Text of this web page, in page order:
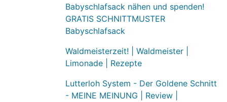
Babyschlafsack nähen und spenden!
GRATIS SCHNITTMUSTER
Babyschlafsack
Waldmeisterzeit! | Waldmeister |
Limonade | Rezepte
Lutterloh System - Der Goldene Schnitt
- MEINE MEINUNG | Review |